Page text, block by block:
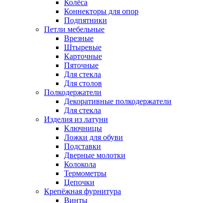
Колёса
Коннекторы для опор
Подпятники
Петли мебельные
Врезные
Штыревые
Карточные
Пяточные
Для стекла
Для столов
Полкодержатели
Декоративные полкодержатели
Для стекла
Изделия из латуни
Ключницы
Ложки для обуви
Подставки
Дверные молотки
Колокола
Термометры
Цепочки
Крепёжная фурнитура
Винты